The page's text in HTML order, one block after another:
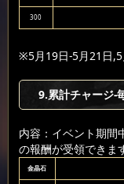
300
※5月19日-5月21日,5
9.累計チャージ-
内容：イベント期間
の報酬が受領できま
金晶石